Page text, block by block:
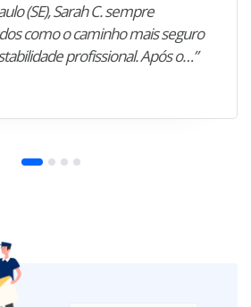
(SE), Sarah C. sempre
como o caminho mais seguro
profissional. Após o…”